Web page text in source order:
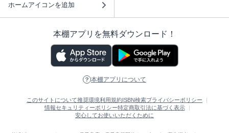
ホームアイコンを追加
本棚アプリを無料ダウンロード！
本棚アプリについて
このサイトについて推奨環境利用規約ISBN検索プライバシーポリシー
情報セキュリティーポリシー特定商取引法に基づく表示
安心してお使いいただくために